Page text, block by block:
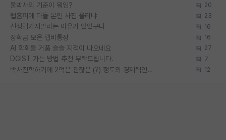
물박사의 기준이 뭐임? 20
랩홈피에 다들 본인 사진 올리냐 23
신생랩가지말라는 이유가 있었구나 16
장학금 모은 랩비통장 16
AI 학회들 거품 슬슬 지적이 나오네요 27
DGIST 가는 방법 추천 부탁드립니다. 7
박사진학하기에 2억은 괜찮은 (?) 정도의 경제력인가요 12